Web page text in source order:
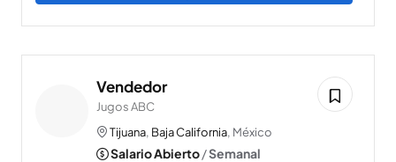
Vendedor
Jugos ABC
Tijuana, Baja California, México
Salario Abierto/Semanal